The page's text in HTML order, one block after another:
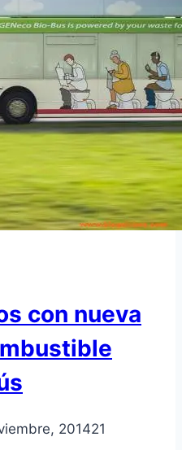
con nueva
201421